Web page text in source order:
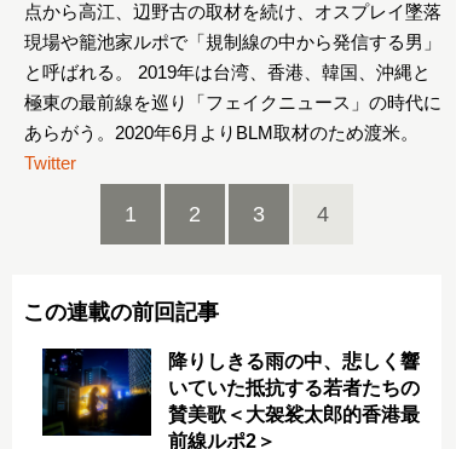
点から高江、辺野古の取材を続け、オスプレイ墜落
現場や籠池家ルポで「規制線の中から発信する男」
と呼ばれる。 2019年は台湾、香港、韓国、沖縄と
極東の最前線を巡り「フェイクニュース」の時代に
あらがう。2020年6月よりBLM取材のため渡米。
Twitter
1 2 3 4
この連載の前回記事
降りしきる雨の中、悲しく響
いていた抵抗する若者たちの
賛美歌＜大袈裟太郎的香港最
前線ルポ2＞